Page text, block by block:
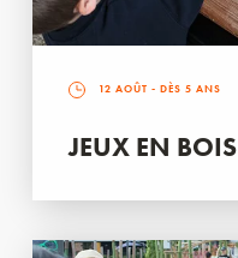
12 AOÛT - DÈS 5 ANS
JEUX EN BOIS